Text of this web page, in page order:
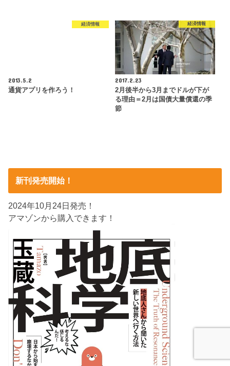
経済情報
2013.5.2
通貨アプリを作ろう！
経済情報
2017.2.23
2月後半から3月までドルが下が
る理由＝2月は国債大量償還の季
節
新刊発売開始！
2024年10月24日発売！
アマゾンから購入できます！